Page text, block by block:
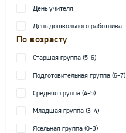
День учителя
День дошкольного работника
По возрасту
Старшая группа (5-6)
Подготовительная группа (6-7)
Средняя группа (4-5)
Младшая группа (3-4)
Ясельная группа (0-3)